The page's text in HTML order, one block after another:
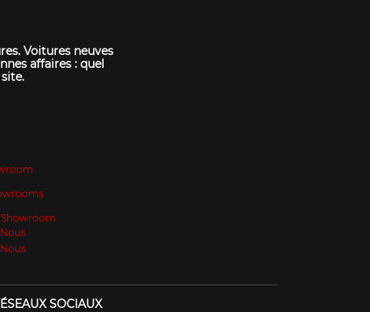
Voitures neuves
affaires : quel
SOCIAUX